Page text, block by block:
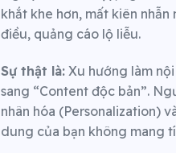
khắt khe hơn, mất kiên
điều, quảng cáo lộ liễu.
Sự thật là: Xu hướng làm
sang “Content độc bản”.
nhân hóa (Personalization)
dung của bạn không mang